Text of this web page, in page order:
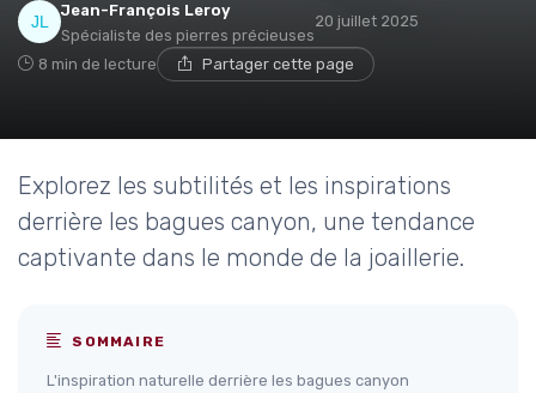
Jean-François Leroy
Spécialiste des pierres précieuses
20 juillet 2025
8 min de lecture Partager cette page
Explorez les subtilités et les inspirations
derrière les bagues canyon, une tendance
captivante dans le monde de la joaillerie.
SOMMAIRE
L'inspiration naturelle derrière les bagues canyon